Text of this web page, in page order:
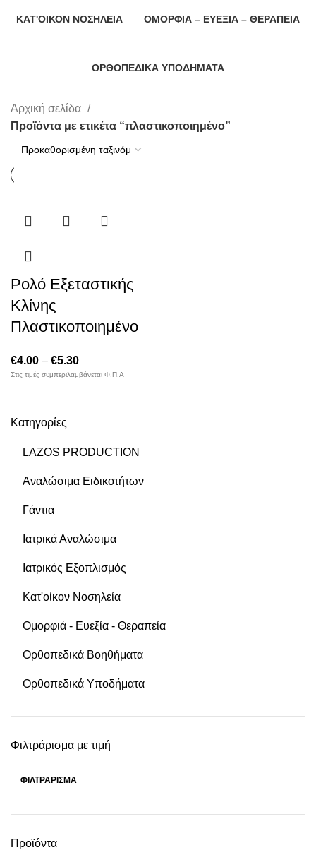
ΚΑΤ'ΟΊΚΟΝ ΝΟΣΗΛΕΊΑ
ΟΜΟΡΦΙΆ – ΕΥΕΞΊΑ – ΘΕΡΑΠΕΊΑ
ΟΡΘΟΠΕΔΙΚΆ ΥΠΟΔΉΜΑΤΑ
Κατηγορίες
LAZOS PRODUCTION
Αναλώσιμα Ειδικοτήτων
Γάντια
Ιατρικά Αναλώσιμα
Ιατρικός Εξοπλισμός
Κατ'οίκον Νοσηλεία
Ομορφιά - Ευεξία - Θεραπεία
Ορθοπεδικά Βοηθήματα
Ορθοπεδικά Υποδήματα
Φιλτράρισμα με τιμή
ΦΙΛΤΡΆΡΙΣΜΑ
Προϊόντα
Αρχική σελίδα
Προϊόντα με ετικέτα “πλαστικοποιημένο”
Ρολό Εξεταστικής
Κλίνης
Πλαστικοποιημένο
€4.00 – €5.30
Στις τιμές συμπεριλαμβάνεται Φ.Π.Α